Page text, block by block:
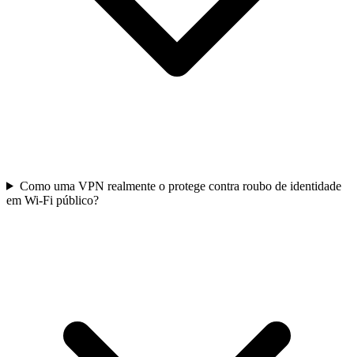
Como uma VPN realmente o protege contra roubo de identidade
em Wi-Fi público?